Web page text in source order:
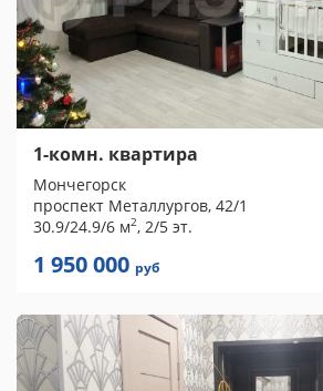
1-комн. квартира
Мончегорск
проспект Металлургов, 42/1
30.9/24.9/6 м2, 2/5 эт.
1 950 000 руб